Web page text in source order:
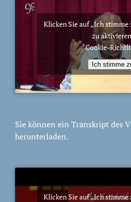
Klicken Sie auf „Ich stimme
zu aktivieren
Cookie-
Ich stimme
Sie können ein Transkript des
herunterladen.
Klicken Sie auf „Ich stimme